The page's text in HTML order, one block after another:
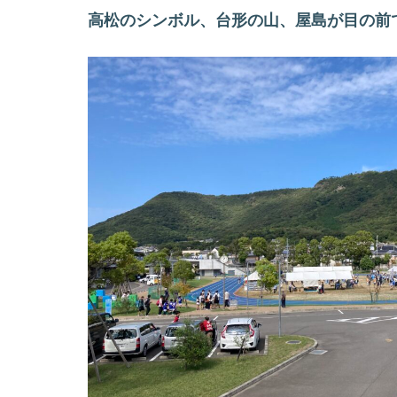
高松のシンボル、台形の山、屋島が目の前